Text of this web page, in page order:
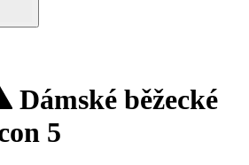
Dámské běžecké
5